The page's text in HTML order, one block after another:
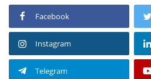
Facebook
Instagram
Telegram